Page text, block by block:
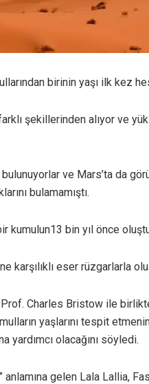
birinin yaşı ilk kez
şekillerinden alıyor ve
bulunuyorlar ve Mars’ta da
bulamamıştı.
kumulun13 bin yıl önce
karşılıklı eser rüzgarlarla
Prof. Charles Bristow ile
yaşlarını tespit
yardımcı olacağını söyledi.
gelen Lala Lallia,